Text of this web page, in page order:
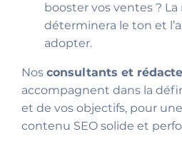
booster vos ventes ? La
déterminera le ton et
adopter.
Nos consultants et
accompagnent dans la
et de vos objectifs, pour
contenu SEO solide et